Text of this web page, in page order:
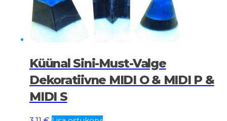
Küünal Sini-Must-Valge
Dekoratiivne MIDI O & MIDI P &
MIDI S